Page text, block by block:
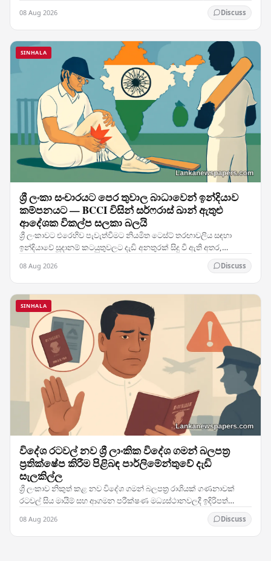
08 Aug 2026 Discuss
SINHALA
ශ්‍රී ලංකා සංචාරයට පෙර තුවාල බාධාවෙන් ඉන්දියාව
කම්පනයට — BCCI විසින් සර්ෆරාස් ඛාන් ඇතුළු
ආදේශක විකල්ප සලකා බලයි
ශ්‍රී ලංකාවට එරෙහිව පැවැත්වීමට නියමිත ටෙස්ට් තරඟාවලිය සඳහා
ඉන්දියාවේ සූදානම් කටයුතුවලට දැඩි අනතුරක් සිදු වී ඇති අතර,
08 Aug 2026 Discuss
SINHALA
විදේශ රටවල් නව ශ්‍රී ලාංකික විදේශ ගමන් බලපත්‍ර
ප්‍රතික්ෂේප කිරීම පිළිබඳ පාර්ලිමේන්තුවේ දැඩි
සැලකිල්ල
ශ්‍රී ලංකාව නිකුත් කළ නව විදේශ ගමන් බලපත්‍ර රාශියක් ගණනාවක්
රටවල් සිය මායිම් සහ ආගමන පරීක්ෂණ මධ්‍යස්ථානවලදී ඉදිරිපත්
08 Aug 2026 Discuss